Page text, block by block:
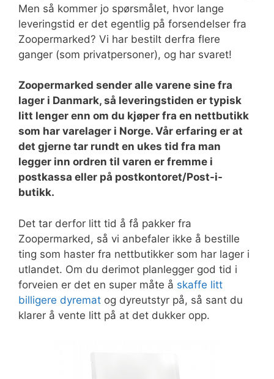
Men så kommer jo spørsmålet, hvor lange
leveringstid er det egentlig på forsendelser fra
Zoopermarked? Vi har bestilt derfra flere
ganger (som privatpersoner), og har svaret!
Zoopermarked sender alle varene sine fra
lager i Danmark, så leveringstiden er typisk
litt lenger enn om du kjøper fra en nettbutikk
som har varelager i Norge. Vår erfaring er at
det gjerne tar rundt en ukes tid fra man
legger inn ordren til varen er fremme i
postkassa eller på postkontoret/Post-i-
butikk.
Det tar derfor litt tid å få pakker fra
Zoopermarked, så vi anbefaler ikke å bestille
ting som haster fra nettbutikker som har lager i
utlandet. Om du derimot planlegger god tid i
forveien er det en super måte å skaffe litt
billigere dyremat og dyreutstyr på, så sant du
klarer å vente litt på at det dukker opp.